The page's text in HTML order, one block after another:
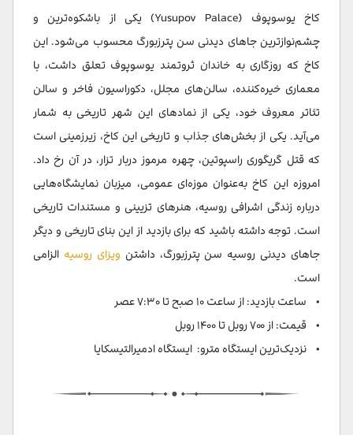
کاخ یوسوپوف (Yusupov Palace) یکی از باشکوه‌ترین و
چشم‌نوازترین جاهای دیدنی سن پترزبورگ محسوب می‌شود. این
کاخ که روزگاری به خاندان ثروتمند یوسوپوف تعلق داشت، با
معماری خیره‌کننده، سالن‌های مجلل، دکوراسیون فاخر و سالن
تئاتر معروف خود، یکی از نمادهای این شهر تاریخی به شمار
می‌آید. یکی از بخش‌های جذاب و تاریخی این کاخ، زیرزمینی است
که قتل گریگوری راسپوتین، چهره مرموز دربار تزار، در آن رخ داد.
امروزه این کاخ به‌عنوان موزه‌ای عمومی، میزبان نمایشگاه‌هایی
درباره زندگی اشرافی روسیه، هنرهای تزیینی و مستندات تاریخی
است. توجه داشته باشید که برای بازدید از این بنای تاریخی و دیگر
جاهای دیدنی روسیه سن پترزبورگ، داشتن ویزای روسیه الزامی
است.
• ساعت بازدید: از ساعت ۱۰ صبح تا ۷:۳۰ عصر
• قیمت: از ۷۰۰ روبل تا ۱۴۰۰ روبل
• نزدیک‌ترین ایستگاه مترو: ایستگاه ادمیرالتیسکایا